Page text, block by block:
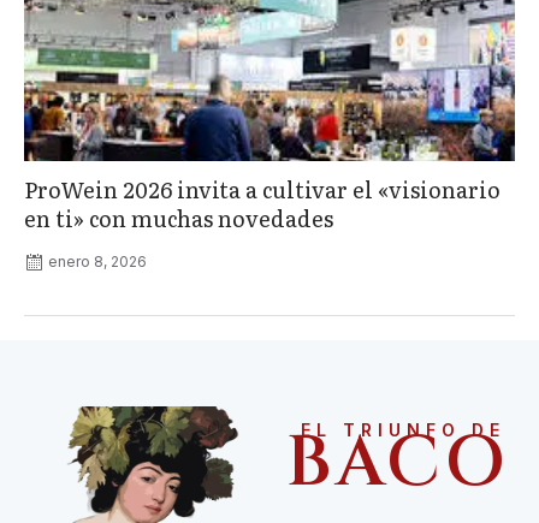
ProWein 2026 invita a cultivar el «visionario
en ti» con muchas novedades
enero 8, 2026
EL TRIUNFO DE
BACO